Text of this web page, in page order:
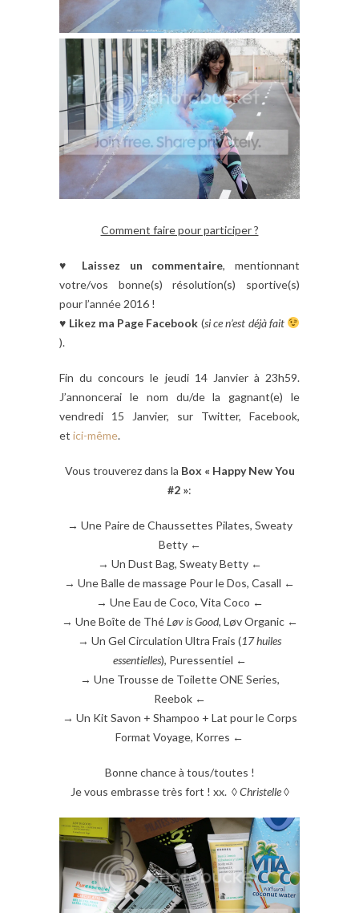
Comment faire pour participer ?
♥ Laissez un commentaire, mentionnant
votre/vos bonne(s) résolution(s) sportive(s)
pour l’année 2016 !
♥ Likez ma Page Facebook (si ce n’est déjà fait
).
Fin du concours le jeudi 14 Janvier à 23h59.
J’annoncerai le nom du/de la gagnant(e) le
vendredi 15 Janvier, sur Twitter, Facebook,
et ici-même.
Vous trouverez dans la Box « Happy New You
#2 »:
→ Une Paire de Chaussettes Pilates, Sweaty
Betty ←
→ Un Dust Bag, Sweaty Betty ←
→ Une Balle de massage Pour le Dos, Casall ←
→ Une Eau de Coco, Vita Coco ←
→ Une Boîte de ThéLøv is Good, Løv Organic ←
→ Un Gel Circulation Ultra Frais (17 huiles
essentielles), Puressentiel ←
→ Une Trousse de Toilette ONE Series,
Reebok ←
→ Un Kit Savon + Shampoo + Lat pour le Corps
Format Voyage, Korres ←
Bonne chance à tous/toutes !
Je vous embrasse très fort ! xx. ◊Christelle◊